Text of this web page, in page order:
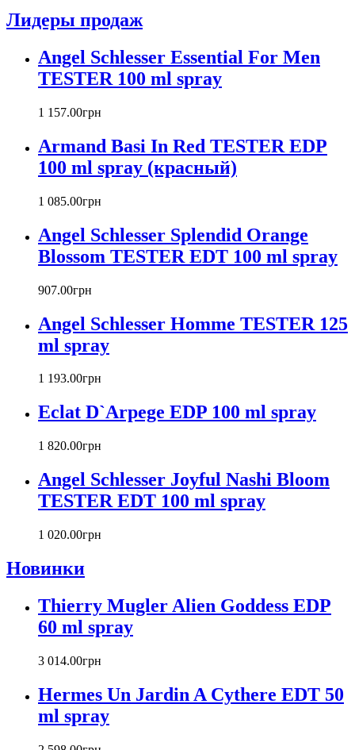
Badgley Mischka
Banana Republic
Barex
Beyonce
Biotherm
Blumarine
Bottega Veneta
Bourjois
Britney Spears
Burberry
Byblos
Byredo
Cacharel
Calvin Klein
Carla Fracci
Carolina Herrera
Cartier
Chanel
Chevignon
Chopard
Christian Dior
Christian Lacroix
Christina Aguilera
Cindy Crawford
Clive Christian
CnR Create
Cofinluxe
Comme Des Garcons
Лидеры продаж
Angel Schlesser Essential For Men
TESTER 100 ml spray
1 157.00грн
Armand Basi In Red TESTER EDP
100 ml spray (красный)
1 085.00грн
Angel Schlesser Splendid Orange
Blossom TESTER EDT 100 ml spray
907.00грн
Angel Schlesser Homme TESTER 125
ml spray
1 193.00грн
Eclat D`Arpege EDP 100 ml spray
1 820.00грн
Angel Schlesser Joyful Nashi Bloom
TESTER EDT 100 ml spray
1 020.00грн
Новинки
Thierry Mugler Alien Goddess EDP
60 ml spray
3 014.00грн
Hermes Un Jardin A Cythere EDT 50
ml spray